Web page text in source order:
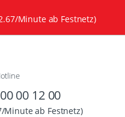
Minute ab Festnetz)
00 12 00
Minute ab Festnetz)